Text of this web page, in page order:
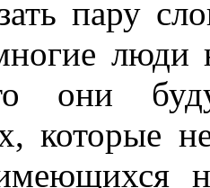
пару
люди
они
которые